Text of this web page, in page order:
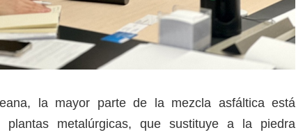
la mayor parte de la mezcla asfáltica está
metalúrgicas, que sustituye a la piedra